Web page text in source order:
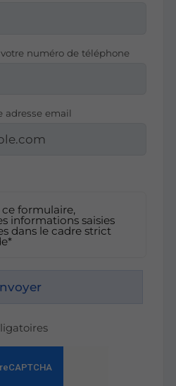
votre numéro de téléphone
adresse email
formulaire,
informations saisies
dans le cadre strict